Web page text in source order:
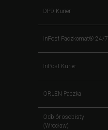
DPD Kurier
InPost Paczkomat® 24/7
InPost Kurier
ORLEN Paczka
Odbiór osobisty
(Wrocław)